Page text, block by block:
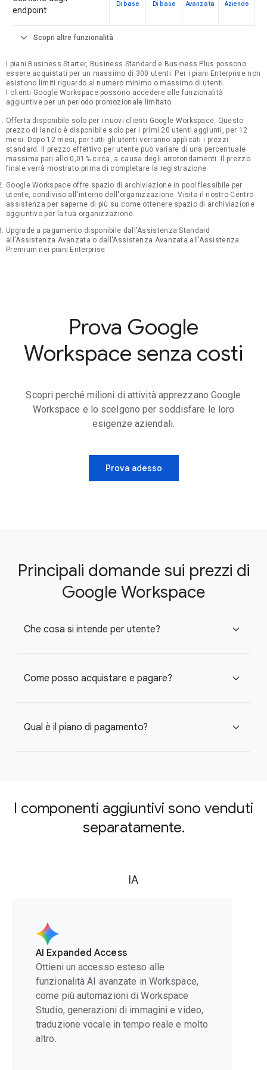
endpoint
Di base Di base Avanzata Aziende
expand_more Scopri altre funzionalità
I piani Business Starter, Business Standard e Business Plus possono
essere acquistati per un massimo di 300 utenti. Per i piani Enterprise non
esistono limiti riguardo al numero minimo o massimo di utenti.
I clienti Google Workspace possono accedere alle funzionalità
aggiuntive per un periodo promozionale limitato.
Offerta disponibile solo per i nuovi clienti Google Workspace. Questo
prezzo di lancio è disponibile solo per i primi 20 utenti aggiunti, per 12
mesi. Dopo 12 mesi, per tutti gli utenti verranno applicati i prezzi
standard. Il prezzo effettivo per utente può variare di una percentuale
massima pari allo 0,01% circa, a causa degli arrotondamenti. Il prezzo
finale verrà mostrato prima di completare la registrazione.
Google Workspace offre spazio di archiviazione in pool flessibile per
utente, condiviso all'interno dell'organizzazione. Visita il nostro Centro
assistenza per saperne di più su come ottenere spazio di archiviazione
aggiuntivo per la tua organizzazione.
Upgrade a pagamento disponibile dall'Assistenza Standard
all'Assistenza Avanzata o dall'Assistenza Avanzata all'Assistenza
Premium nei piani Enterprise
Prova Google
Workspace senza costi
Scopri perché milioni di attività apprezzano Google
Workspace e lo scelgono per soddisfare le loro
esigenze aziendali.
Prova adesso
Principali domande sui prezzi di
Google Workspace
Che cosa si intende per utente? expand_more
Come posso acquistare e pagare? expand_more
Qual è il piano di pagamento? expand_more
I componenti aggiuntivi sono venduti
separatamente.
IA
AI Expanded Access
Ottieni un accesso esteso alle
funzionalità AI avanzate in Workspace,
come più automazioni di Workspace
Studio, generazioni di immagini e video,
traduzione vocale in tempo reale e molto
altro.